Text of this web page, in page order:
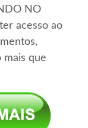
NO
acesso ao
mais que